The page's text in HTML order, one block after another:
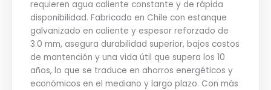
requieren agua caliente constante y de rápida
disponibilidad. Fabricado en Chile con estanque
galvanizado en caliente y espesor reforzado de
3.0 mm, asegura durabilidad superior, bajos costos
de mantención y una vida útil que supera los 10
años, lo que se traduce en ahorros energéticos y
económicos en el mediano y largo plazo. Con más